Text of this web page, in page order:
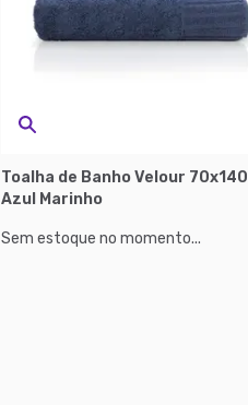
Toalha de Banho Velour 70x140
Azul Marinho
Sem estoque no momento...